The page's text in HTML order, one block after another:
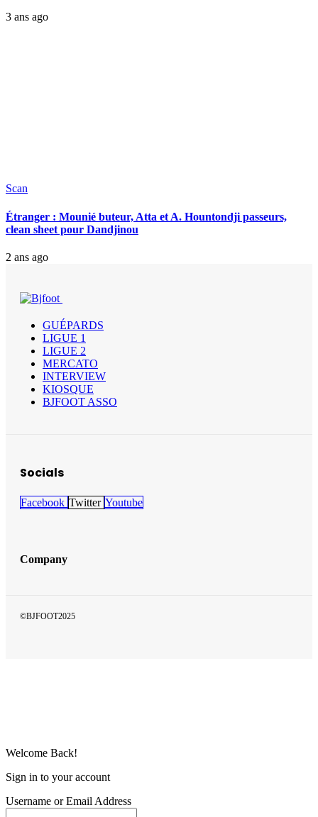
3 ans ago
Scan
Étranger : Mounié buteur, Atta et A. Hountondji passeurs,
clean sheet pour Dandjinou
2 ans ago
GUÉPARDS
LIGUE 1
LIGUE 2
MERCATO
INTERVIEW
KIOSQUE
BJFOOT ASSO
Socials
Facebook Twitter Youtube
Company
©BJFOOT2025
Welcome Back!
Sign in to your account
Username or Email Address